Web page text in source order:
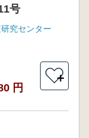
号
究センター
円
＋